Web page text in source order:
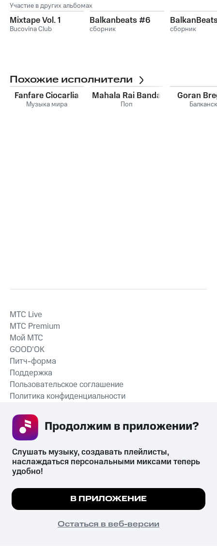
Участие в других альбомах
Mixtape Vol. 1
Bucovina Club
Balkanbeats #6
сборник сборник
Похожие исполнители
Fanfare Ciocarlia
Музыка мира
Mahala Rai Banda
Поп
Goran
СКАЧАТЬ ПРИЛОЖЕНИЕ
MTС Live
MTС Premium
Мой МТС
GOOD’OK
Питч-форма
Поддержка
Пользовательское соглашение
Политика конфиденциальности
психотропных веществ, их аналогов причиняет вред здоровью,
их незаконный оборот запрещён и влечёт установленную
законодательством ответственность.
© 2026 ООО «КИОН».
Все права защищены
Мы используем куки, чтобы на сайте все
Подробнее
ПОНЯТНО
Слушать музыку, создавать плейлисты,
наслаждаться персональными миксами теперь
удобно!
В ПРИЛОЖЕНИЕ
Остаться в веб-версии